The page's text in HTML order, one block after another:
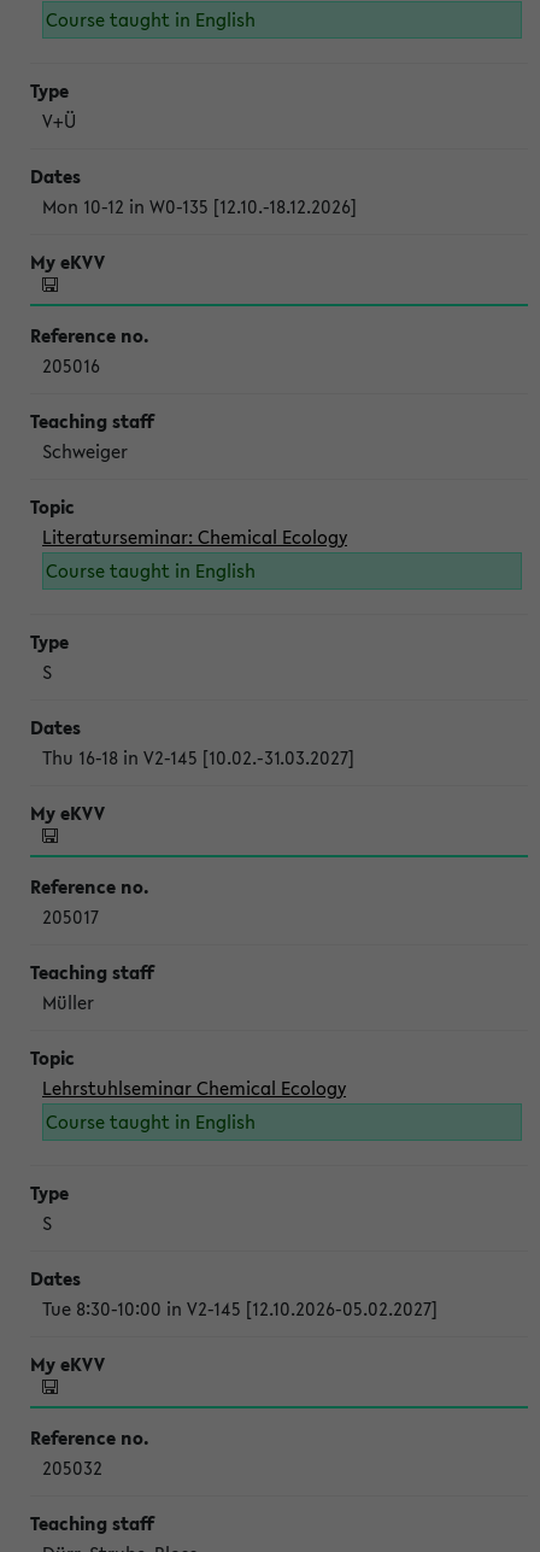
Course taught in English
V+Ü
Mon 10-12 in W0-135 [12.10.-18.12.2026]
205016
Schweiger
Literaturseminar: Chemical Ecology
Course taught in English
S
Thu 16-18 in V2-145 [10.02.-31.03.2027]
205017
Müller
Lehrstuhlseminar Chemical Ecology
Course taught in English
S
Tue 8:30-10:00 in V2-145 [12.10.2026-05.02.2027]
205032